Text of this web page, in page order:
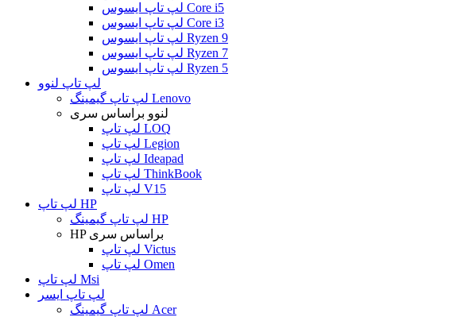
لپ تاپ ایسوس Core i5
لپ تاپ ایسوس Core i3
لپ تاپ ایسوس Ryzen 9
لپ تاپ ایسوس Ryzen 7
لپ تاپ ایسوس Ryzen 5
لپ تاپ لنوو
لپ تاپ گیمینگ Lenovo
لنوو براساس سری
لپ تاپ LOQ
لپ تاپ Legion
لپ تاپ Ideapad
لپ تاپ ThinkBook
لپ تاپ V15
لپ تاپ HP
لپ تاپ گیمینگ HP
HP براساس سری
لپ تاپ Victus
لپ تاپ Omen
لپ تاپ Msi
لپ تاپ ایسر
لپ تاپ گیمینگ Acer